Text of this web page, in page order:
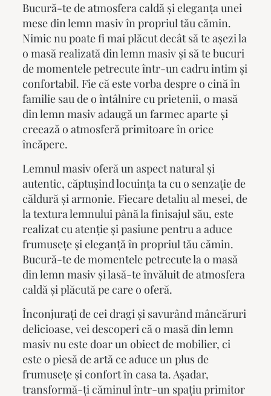
Bucură-te de atmosfera caldă și eleganța unei
mese din lemn masivîn propriul tău cămin.
Nimic nu poate fi mai plăcut decât să te așezi la
o masă realizată din lemn masiv și să te bucuri
de momentele petrecute într-un cadru intim și
confortabil. Fie că este vorba despre o cină în
familie sau de o întâlnire cu prietenii, o masă
din lemn masiv adaugă un farmec aparte și
creează o atmosferă primitoare în orice
încăpere.
Lemnul masiv oferă un aspect natural și
autentic, căptușind locuința ta cu o senzație de
căldură și armonie. Fiecare detaliu al mesei, de
la textura lemnului până la finisajul său, este
realizat cu atenție și pasiune pentru a aduce
frumusețe și eleganță în propriul tău cămin.
Bucură-te de momentele petrecute la o masă
din lemn masiv și lasă-te învăluit de atmosfera
caldă și plăcută pe care o oferă.
Înconjurați de cei dragi și savurând mâncăruri
delicioase, vei descoperi că o masă din lemn
masiv nu este doar un obiect de mobilier, ci
este o piesă de artă ce aduce un plus de
frumusețe și confort în casa ta. Așadar,
transformă-ți căminul într-un spațiu primitor